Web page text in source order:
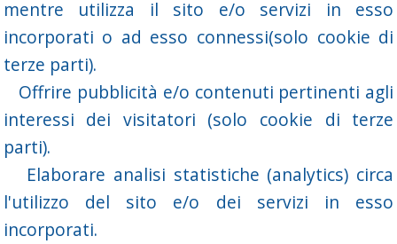
mentre utilizza il sito e/o servizi in esso
incorporati o ad esso connessi(solo cookie di
terze parti).
Offrire pubblicità e/o contenuti pertinenti agli
interessi dei visitatori (solo cookie di terze
parti).
Elaborare analisi statistiche (analytics) circa
l'utilizzo del sito e/o dei servizi in esso
incorporati.